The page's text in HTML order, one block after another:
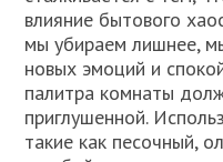
влияние бытового
мы убираем лишнее,
новых эмоций и
палитра комнаты
приглушенной.
такие как песочный,